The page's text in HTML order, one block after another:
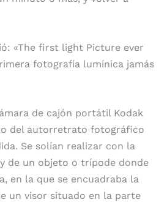
«The first light Picture ever
fotografía lumínica jamás
de cajón portátil Kodak
del autorretrato fotográfico
Se solían realizar con la
de un objeto o trípode donde
en la que se encuadraba la
un visor situado en la parte